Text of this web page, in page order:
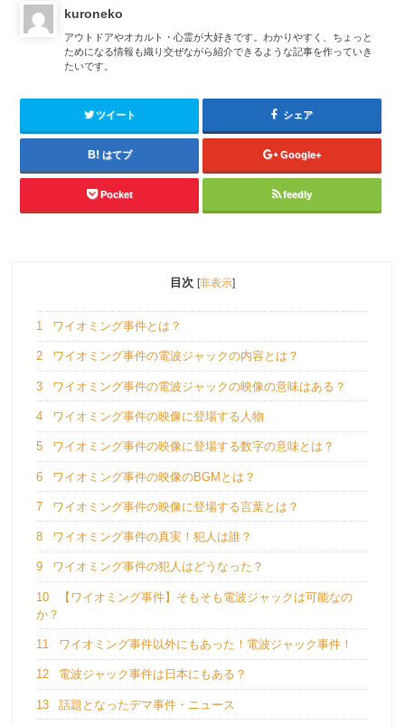
kuroneko
アウトドアやオカルト・心霊が大好きです。わかりやすく、ちょっと
ためになる情報も織り交ぜながら紹介できるような記事を作っていき
たいです。
ツイート シェア
はてブ Google+
Pocket feedly
目次 [非表示]
1 ワイオミング事件とは？
2 ワイオミング事件の電波ジャックの内容とは？
3 ワイオミング事件の電波ジャックの映像の意味はある？
4 ワイオミング事件の映像に登場する人物
5 ワイオミング事件の映像に登場する数字の意味とは？
6 ワイオミング事件の映像のBGMとは？
7 ワイオミング事件の映像に登場する言葉とは？
8 ワイオミング事件の真実！犯人は誰？
9 ワイオミング事件の犯人はどうなった？
10
【ワイオミング事件】そもそも電波ジャックは可能なの
か？
11 ワイオミング事件以外にもあった！電波ジャック事件！
12 電波ジャック事件は日本にもある？
13 話題となったデマ事件・ニュース